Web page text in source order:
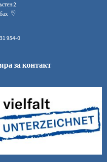
2
954-0
за контакт